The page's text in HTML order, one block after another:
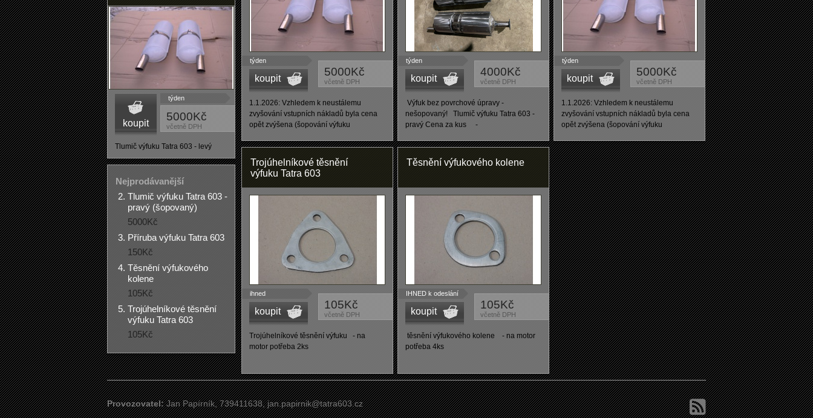
koupit
týden
5000Kč
včetně DPH
Tlumič výfuku Tatra 603 - levý
Nejprodávanější
Tlumič výfuku Tatra 603 -
pravý (šopovaný)
5000Kč
Příruba výfuku Tatra 603
150Kč
Těsnění výfukového
kolene
105Kč
Trojúhelníkové těsnění
výfuku Tatra 603
105Kč
5000Kč
včetně DPH
týden
koupit
1.1.2026: Vzhledem k neustálemu
zvyšování vstupních nákladů byla cena
opět zvýšena (šopování výfuku
4000Kč
včetně DPH
týden
koupit
Výfuk bez povrchové úpravy -
nešopovaný! Tlumič výfuku Tatra 603 -
pravý Cena za kus -
5000Kč
včetně DPH
týden
koupit
1.1.2026: Vzhledem k neustálemu
zvyšování vstupních nákladů byla cena
opět zvýšena (šopování výfuku
Trojúhelníkové těsnění
výfuku Tatra 603
105Kč
včetně DPH
ihned
koupit
Trojúhelníkové těsnění výfuku - na
motor potřeba 2ks
Těsnění výfukového kolene
105Kč
včetně DPH
IHNED k odeslání
koupit
těsnění výfukového kolene - na motor
potřeba 4ks
Provozovatel:Jan Papírník, 739411638,jan.papirnik@tatra603.cz